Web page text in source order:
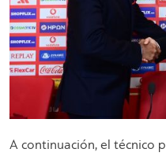
A continuación, el técnico